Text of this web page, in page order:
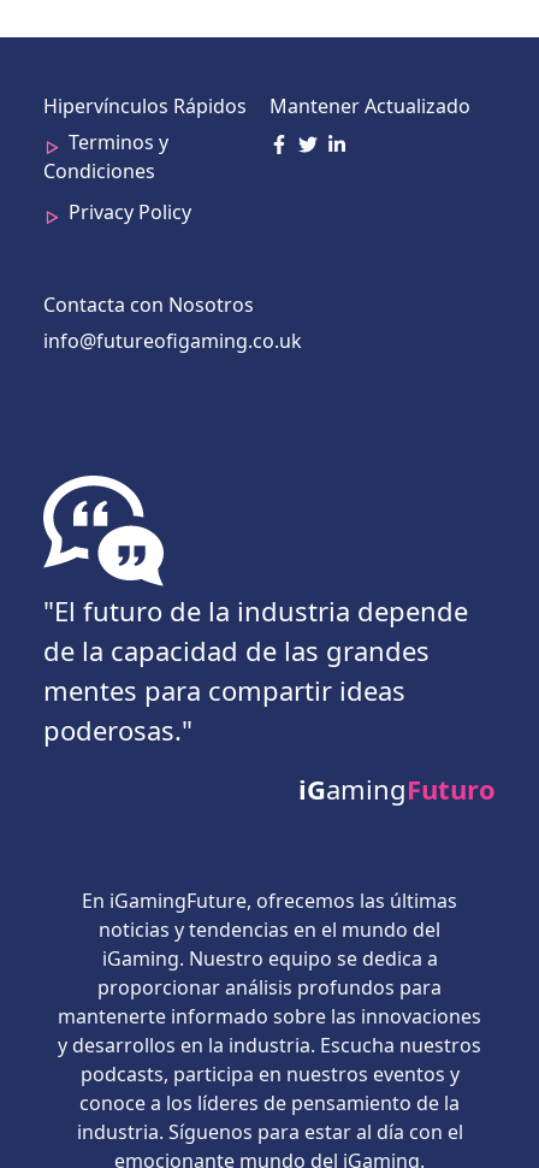
Hipervínculos Rápidos
Terminos y
Condiciones
Privacy Policy
Mantener Actualizado
Contacta con Nosotros
info@futureofigaming.co.uk
"El futuro de la industria depende
de la capacidad de las grandes
mentes para compartir ideas
poderosas."
iGamingFuturo
En iGamingFuture, ofrecemos las últimas
noticias y tendencias en el mundo del
iGaming. Nuestro equipo se dedica a
proporcionar análisis profundos para
mantenerte informado sobre las innovaciones
y desarrollos en la industria. Escucha nuestros
podcasts, participa en nuestros eventos y
conoce a los líderes de pensamiento de la
industria. Síguenos para estar al día con el
emocionante mundo del iGaming.